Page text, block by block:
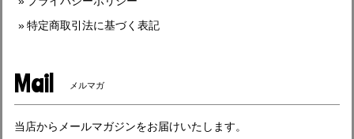
特定商取引法に基づく表記
Mail メルマガ
当店からメールマガジンをお届けいたします。